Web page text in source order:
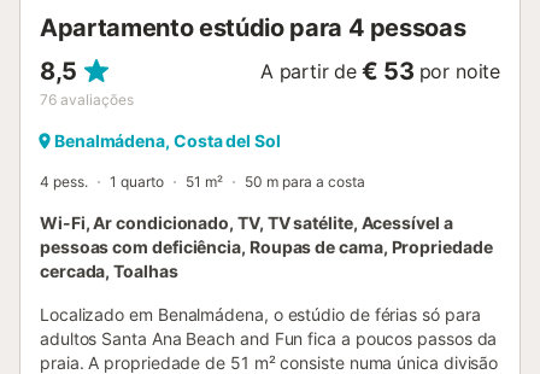
Apartamento estúdio para 4 pessoas
8,5
76 avaliações
A partir de € 53 por noite
Benalmádena, Costa del Sol
4 pess. 1 quarto 51 m² 50 m para a costa
Wi-Fi, Ar condicionado, TV, TV satélite, Acessível a
pessoas com deficiência, Roupas de cama, Propriedade
cercada, Toalhas
Localizado em Benalmádena, o estúdio de férias só para
adultos Santa Ana Beach and Fun fica a poucos passos da
praia. A propriedade de 51 m² consiste numa única divisão